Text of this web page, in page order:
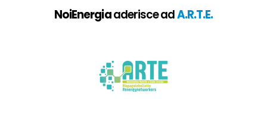
NoiEnergiaaderisce adA.R.T.E.